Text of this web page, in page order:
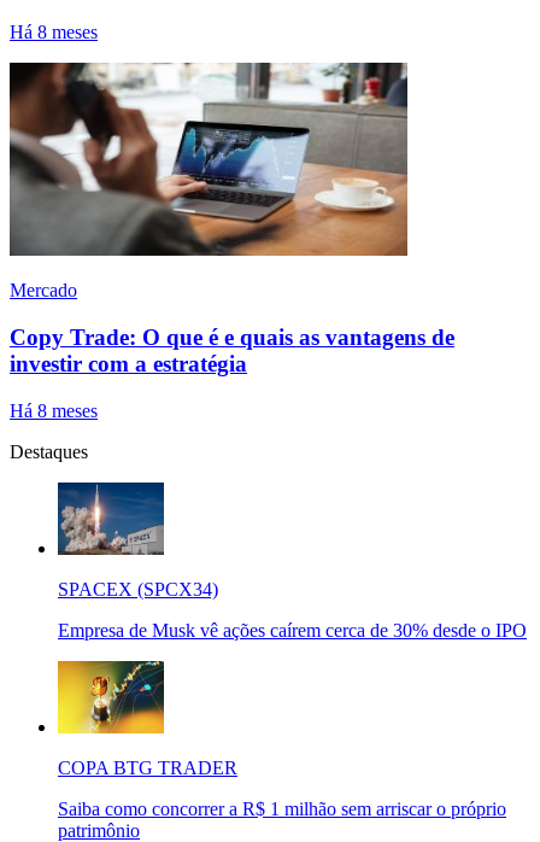
Há 8 meses
Mercado
Copy Trade: O que é e quais as vantagens de
investir com a estratégia
Há 8 meses
Destaques
SPACEX (SPCX34)
Empresa de Musk vê ações caírem cerca de 30% desde o IPO
COPA BTG TRADER
Saiba como concorrer a R$ 1 milhão sem arriscar o próprio
patrimônio